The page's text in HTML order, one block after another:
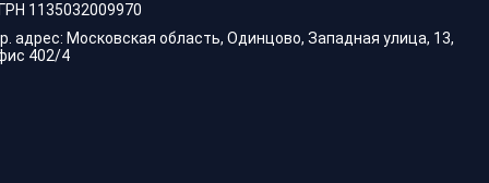
1135032009970
адрес: Московская область, Одинцово, Западная улица, 13,
402/4